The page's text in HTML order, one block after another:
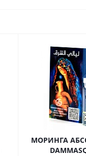
МОРИНГА